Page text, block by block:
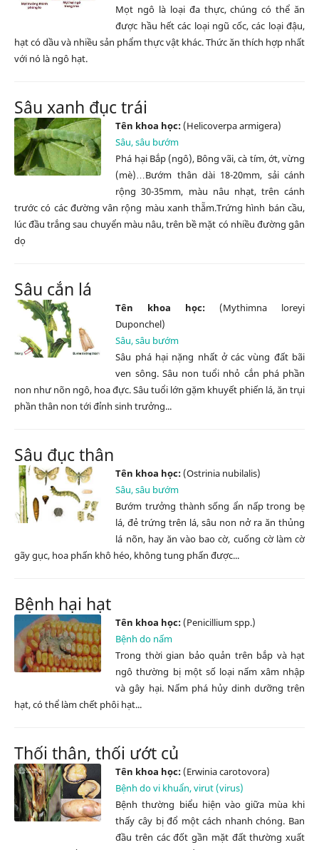
Mọt ngô là loại đa thực, chúng có thể ăn
được hầu hết các loại ngũ cốc, các loại đậu,
hạt có dầu và nhiều sản phẩm thực vật khác. Thức ăn thích hợp nhất
với nó là ngô hạt.
Sâu xanh đục trái
Tên khoa học: (Helicoverpa armigera)
Sâu, sâu bướm
Phá hại Bắp (ngô), Bông vãi, cà tím, ớt, vừng
(mè)…Bướm thân dài 18-20mm, sải cánh
rộng 30-35mm, màu nâu nhạt, trên cánh
trước có các đường vân rộng màu xanh thẵm.Trứng hình bán cầu,
lúc đầu trắng sau chuyển màu nâu, trên bề mặt có nhiều đường gân
dọ
Sâu cắn lá
Tên khoa học: (Mythimna loreyi
Duponchel)
Sâu, sâu bướm
Sâu phá hại nặng nhất ở các vùng đất bãi
ven sông. Sâu non tuổi nhỏ cắn phá phần
non như nõn ngô, hoa đực. Sâu tuổi lớn gặm khuyết phiến lá, ăn trụi
phần thân non tới đỉnh sinh trưởng...
Sâu đục thân
Tên khoa học: (Ostrinia nubilalis)
Sâu, sâu bướm
Bướm trưởng thành sống ẩn nấp trong bẹ
lá, đẻ trứng trên lá, sâu non nở ra ăn thủng
lá nõn, hay ăn vào bao cờ, cuống cờ làm cờ
gãy gục, hoa phấn khô héo, không tung phấn được...
Bệnh hại hạt
Tên khoa học: (Penicillium spp.)
Bệnh do nấm
Trong thời gian bảo quản trên bắp và hạt
ngô thường bị một số loại nấm xâm nhập
và gây hại. Nấm phá hủy dinh dưỡng trên
hạt, có thể làm chết phôi hạt...
Thối thân, thối ướt củ
Tên khoa học: (Erwinia carotovora)
Bệnh do vi khuẩn, virut (virus)
Bệnh thường biểu hiện vào giữa mùa khi
thấy cây bị đổ một cách nhanh chóng. Ban
đầu trên các đốt gần mặt đất thường xuất